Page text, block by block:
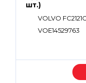
шт.)
VOLVO FC2121C
VOE14529763